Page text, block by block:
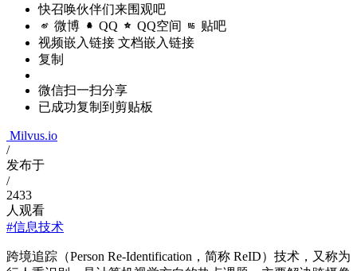
快召唤伙伴们来围观吧
微博 QQ QQ空间 贴吧
视频嵌入链接 文档嵌入链接
复制
微信扫一扫分享
已成功复制到剪贴板
Milvus.io
/
发布于
/
2433
人观看
#信息技术
跨境追踪（Person Re-Identification，简称 ReID）技术，又称为